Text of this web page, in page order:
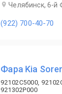
Челябинск, 6-й
(922) 700-40-70
Фара Kia
92102C5000,
921302P000